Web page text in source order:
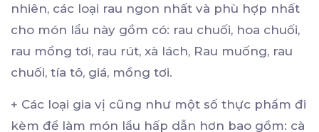
nhiên, các loại rau ngon nhất và phù hợp nhất
cho món lẩu này gồm có: rau chuối, hoa chuối,
rau mồng tơi, rau rút, xà lách, Rau muống, rau
chuối, tía tô, giá, mồng tơi.
+ Các loại gia vị cũng như một số thực phẩm đi
kèm để làm món lẩu hấp dẫn hơn bao gồm: cà